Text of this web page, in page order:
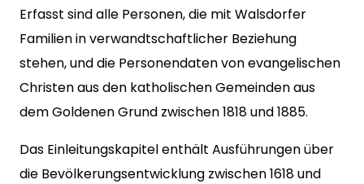
Erfasst sind alle Personen, die mit Walsdorfer
Familien in verwandtschaftlicher Beziehung
stehen, und die Personendaten von evangelischen
Christen aus den katholischen Gemeinden aus
dem Goldenen Grund zwischen 1818 und 1885.
Das Einleitungskapitel enthält Ausführungen über
die Bevölkerungsentwicklung zwischen 1618 und